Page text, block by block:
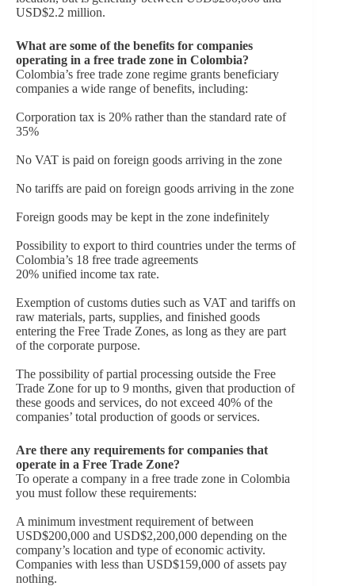
USD$2.2 million.
What are some of the benefits for companies
operating in a free trade zone in Colombia?
Colombia’s free trade zone regime grants beneficiary
companies a wide range of benefits, including:
Corporation tax is 20% rather than the standard rate of
35%
No VAT is paid on foreign goods arriving in the zone
No tariffs are paid on foreign goods arriving in the zone
Foreign goods may be kept in the zone indefinitely
Possibility to export to third countries under the terms of
Colombia’s 18 free trade agreements
20% unified income tax rate.
Exemption of customs duties such as VAT and tariffs on
raw materials, parts, supplies, and finished goods
entering the Free Trade Zones, as long as they are part
of the corporate purpose.
The possibility of partial processing outside the Free
Trade Zone for up to 9 months, given that production of
these goods and services, do not exceed 40% of the
companies’ total production of goods or services.
Are there any requirements for companies that
operate in a Free Trade Zone?
To operate a company in a free trade zone in Colombia
you must follow these requirements:
A minimum investment requirement of between
USD$200,000 and USD$2,200,000 depending on the
company’s location and type of economic activity.
Companies with less than USD$159,000 of assets pay
nothing.